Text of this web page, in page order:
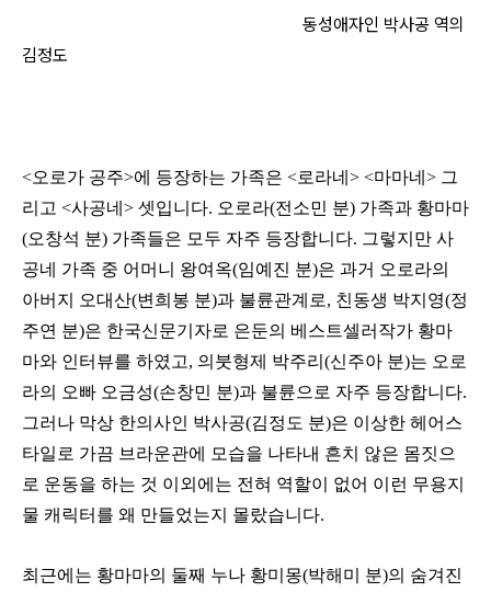
동성애자인 박사공 역의
김정도
<오로가 공주>에 등장하는 가족은 <로라네> <마마네> 그
리고 <사공네> 셋입니다. 오로라(전소민 분) 가족과 황마마
(오창석 분) 가족들은 모두 자주 등장합니다. 그렇지만 사
공네 가족 중 어머니 왕여옥(임예진 분)은 과거 오로라의
아버지 오대산(변희봉 분)과 불륜관계로, 친동생 박지영(정
주연 분)은 한국신문기자로 은둔의 베스트셀러작가 황마
마와 인터뷰를 하였고, 의붓형제 박주리(신주아 분)는 오로
라의 오빠 오금성(손창민 분)과 불륜으로 자주 등장합니다.
그러나 막상 한의사인 박사공(김정도 분)은 이상한 헤어스
타일로 가끔 브라운관에 모습을 나타내 흔치 않은 몸짓으
로 운동을 하는 것 이외에는 전혀 역할이 없어 이런 무용지
물 캐릭터를 왜 만들었는지 몰랐습니다.
최근에는 황마마의 둘째 누나 황미몽(박해미 분)의 숨겨진